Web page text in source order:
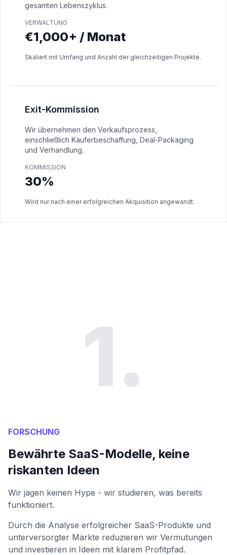
gesamten Lebenszyklus.
VERWALTUNG
€1,000+ / Monat
Skaliert mit Umfang und Anzahl der gleichzeitigen Projekte.
Exit-Kommission
Wir übernehmen den Verkaufsprozess,
einschließlich Käuferbeschaffung, Deal-Packaging
und Verhandlung.
KOMMISSION
30%
Wird nur nach einer erfolgreichen Akquisition angewandt.
1.
FORSCHUNG
Bewährte SaaS-Modelle, keine
riskanten Ideen
Wir jagen keinen Hype - wir studieren, was bereits
funktioniert.
Durch die Analyse erfolgreicher SaaS-Produkte und
unterversorgter Märkte reduzieren wir Vermutungen
und investieren in Ideen mit klarem Profitpfad.